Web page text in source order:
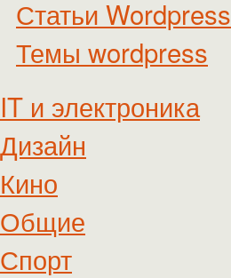
Статьи Wordpress
Темы wordpress
IT и электроника
Дизайн
Кино
Общие
Спорт